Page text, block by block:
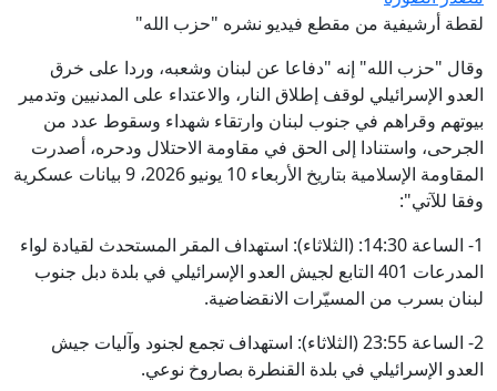
لقطة أرشيفية من مقطع فيديو نشره "حزب الله"
وقال "حزب الله" إنه "دفاعا عن لبنان وشعبه، وردا على خرق
العدو الإسرائيلي لوقف إطلاق النار، والاعتداء على المدنيين وتدمير
بيوتهم وقراهم في جنوب لبنان وارتقاء شهداء وسقوط عدد من
الجرحى، واستنادا إلى الحق في مقاومة الاحتلال ودحره، أصدرت
المقاومة الإسلامية بتاريخ الأربعاء 10 يونيو 2026، 9 بيانات عسكرية
وفقا للآتي":
1- الساعة 14:30: (الثلاثاء): استهداف المقر المستحدث لقيادة لواء
المدرعات 401 التابع لجيش العدو الإسرائيلي في بلدة دبل جنوب
لبنان بسرب من المسيّرات الانقضاضية.
2- الساعة 23:55 (الثلاثاء):‏ استهداف تجمع لجنود وآليات جيش
العدو الإسرائيلي في بلدة القنطرة بصاروخ نوعي.